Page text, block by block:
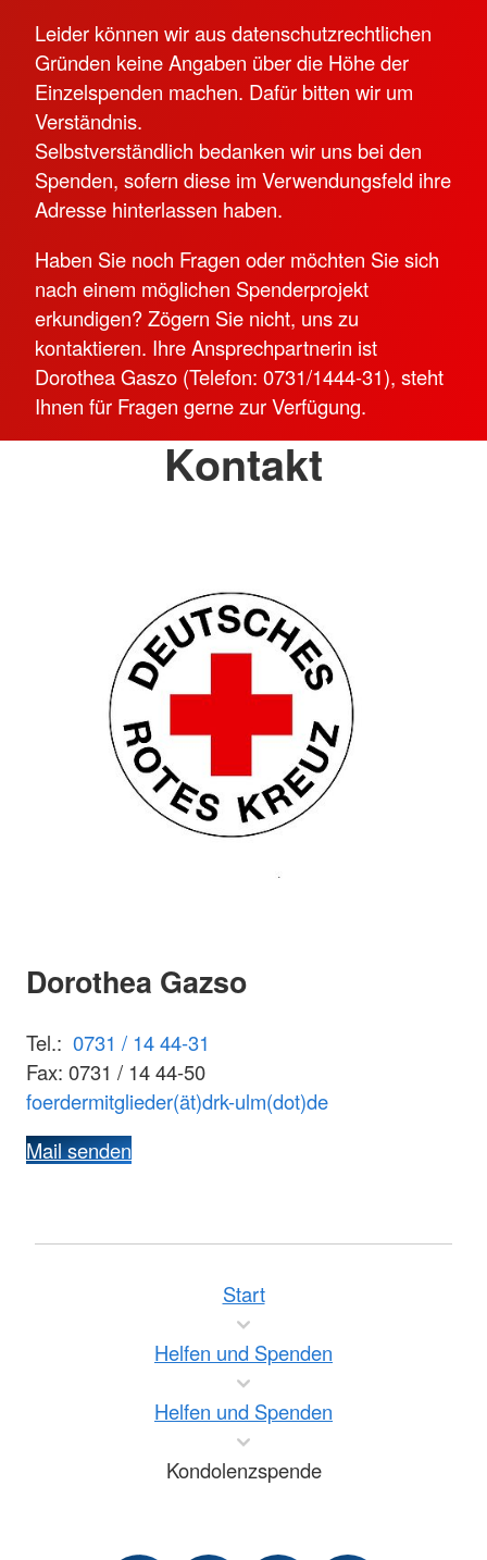
Leider können wir aus datenschutzrechtlichen
Gründen keine Angaben über die Höhe der
Einzelspenden machen. Dafür bitten wir um
Verständnis.
Selbstverständlich bedanken wir uns bei den
Spenden, sofern diese im Verwendungsfeld ihre
Adresse hinterlassen haben.
Haben Sie noch Fragen oder möchten Sie sich
nach einem möglichen Spenderprojekt
erkundigen? Zögern Sie nicht, uns zu
kontaktieren. Ihre Ansprechpartnerin ist
Dorothea Gaszo (Telefon: 0731/1444-31), steht
Ihnen für Fragen gerne zur Verfügung.
Kontakt
Dorothea Gazso
Tel.: 0731 / 14 44-31
Fax: 0731 / 14 44-50
foerdermitglieder(ät)drk-ulm(dot)de
Mail senden
Start
Helfen und Spenden
Helfen und Spenden
Kondolenzspende